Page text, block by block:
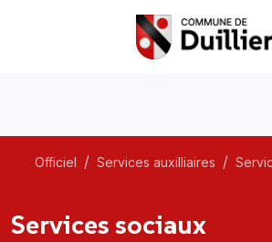
Officiel Services auxilliaires
Services sociaux